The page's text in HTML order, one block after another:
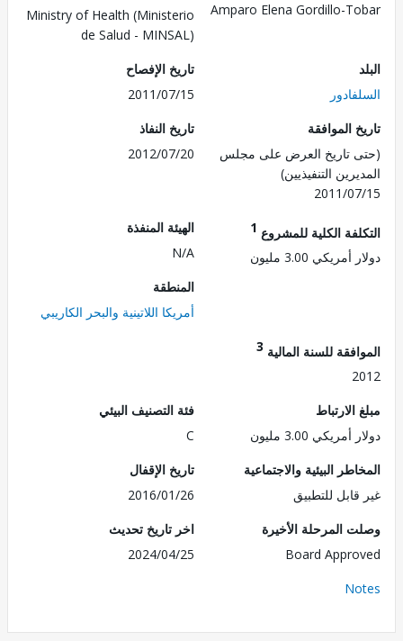
Amparo Elena Gordillo-
Ministry of Health (Ministerio
de Salud - MINSAL)
تاريخ الإفصاح
2011/07/15
الموافقة
تاريخ العرض على مجلس
التنفيذيين)
2011/
تاريخ النفاذ
2012/07/20
الكلية للمشروع1
3.00 مليون
الهيئة المنفذة
أمريكا اللاتينية والبحر الكاريبي
للسنة المالية3
3.00 مليون
فئة التصنيف البيئي
البيئية والاجتماعية
للتطبيق
تاريخ الإقفال
2016/01/26
المرحلة الأخيرة
Board
اخر تاريخ تحديث
2024/04/25